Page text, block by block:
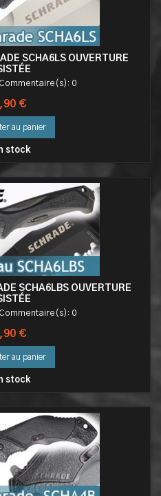
SCHA6LS OUVERTURE
Commentaire(s): 0
€
au panier
stock
SCHA6LBS OUVERTURE
Commentaire(s): 0
€
au panier
stock